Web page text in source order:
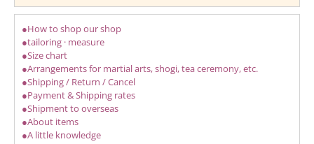
●How to shop our shop
●tailoring · measure
●Size chart
●Arrangements for martial arts, shogi, tea ceremony, etc.
●Shipping / Return / Cancel
●Payment & Shipping rates
●Shipment to overseas
●About items
●A little knowledge